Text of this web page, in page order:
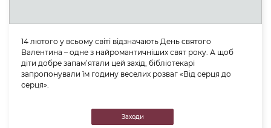
14 лютого у всьому світі відзначають День святого
Валентина – одне з найромантичніших свят року. А щоб
діти добре запам’ятали цей захід, бібліотекарі
запропонували їм годину веселих розваг «Від серця до
серця».
Заходи